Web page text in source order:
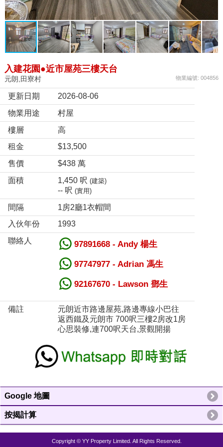
入建花園●近市屋苑三樓天台
元朗,田寮村 物業編號: 004856
更新日期
2026-08-06
物業用途
村屋
樓層
高
租金
$13,500
售價
$438 萬
面積
1,450 呎 (建築)
-- 呎 (實用)
間隔
1房2廳1衣帽間
入伙年份
1993
聯絡人
97891668 - Andy 楊生
97747977 - Adrian 馮生
92167670 - Lawson 鄧生
備註
元朗近市路邊屋苑,路邊專線小巴往
返西鐵及元朗市 700呎三樓2房改1房
心思裝修,連700呎天台,景觀開揚
Google 地圖
按揭計算
Copyright © YY Property Limited. All Rights Reserved.